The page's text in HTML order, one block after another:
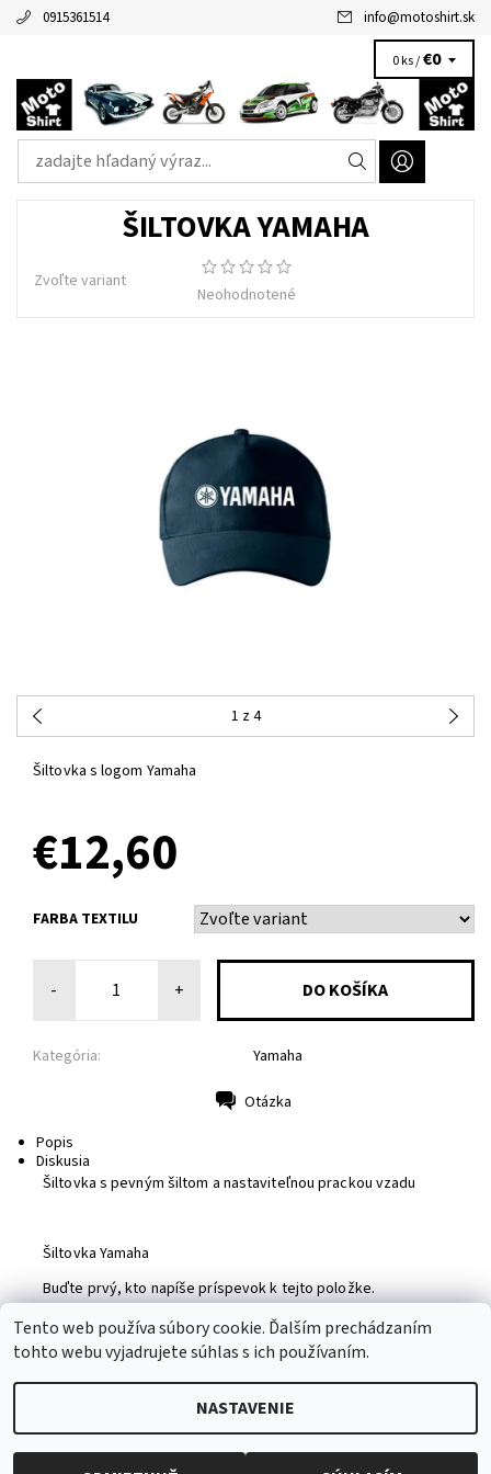
0915361514 info@motoshirt.sk
0 ks /€0
ŠILTOVKA YAMAHA
Zvoľte variant
Neohodnotené
1 z 4
Šiltovka s logom Yamaha
€12,60
FARBA TEXTILU
- +
Kategória: Yamaha
Otázka
Popis
Diskusia
Šiltovka s pevným šiltom a nastaviteľnou prackou vzadu
Šiltovka Yamaha
Buďte prvý, kto napíše príspevok k tejto položke.
Pridať komentár
2026 © MotoShirt, všetky práva vyhradené
cookies
Tento web používa súbory cookie. Ďalším prechádzaním
tohto webu vyjadrujete súhlas s ich používaním.
NASTAVENIE